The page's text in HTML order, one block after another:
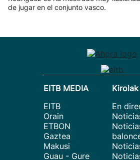
de jugar en el conjunto vasco.
EITB MEDIA
EITB
Orain
ETBON
Gaztea
Makusi
Guau - Gure
Kirolak
En